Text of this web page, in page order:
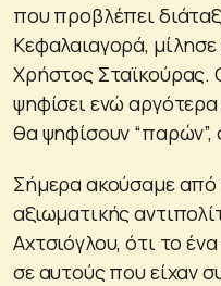
που προβλέπει
Κεφαλαιαγορά,
Χρήστος Σταϊκούρας.
ψηφίσει ενώ αργότερα
θα ψηφίσουν “παρών”,
Σήμερα ακούσαμε από
αξιωματικής
Αχτσιόγλου, ότι το
σε αυτούς που είχαν